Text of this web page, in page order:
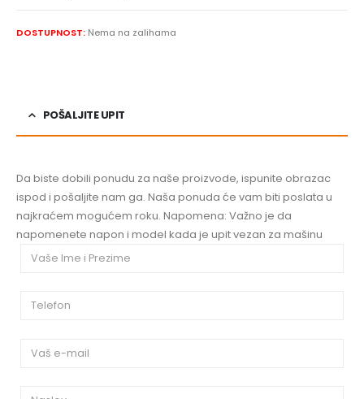
DOSTUPNOST: Nema na zalihama
POŠALJITE UPIT
Da biste dobili ponudu za naše proizvode, ispunite obrazac
ispod i pošaljite nam ga. Naša ponuda će vam biti poslata u
najkraćem mogućem roku. Napomena: Važno je da
napomenete napon i model kada je upit vezan za mašinu